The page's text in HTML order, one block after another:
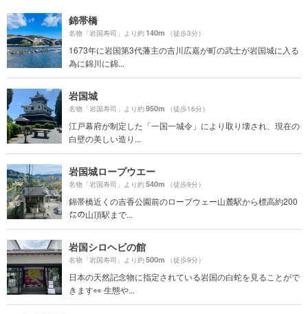
錦帯橋
名物「岩国寿司」より約140m （徒歩3分）
1673年に岩国第3代藩主の吉川広嘉が町の武士が岩国城に入る
為に錦川に錦...
岩国城
名物「岩国寿司」より約950m （徒歩16分）
江戸幕府が制定した「一国一城令」により取り壊され、現在の
白壁の美しい造り...
岩国城ロープウエー
名物「岩国寿司」より約540m （徒歩9分）
錦帯橋近くの吉香公園前のロープウェー山麓駅から標高約200
㍍の山頂駅まで...
岩国シロヘビの館
名物「岩国寿司」より約500m （徒歩9分）
日本の天然記念物に指定されている岩国の白蛇を見ることがで
きます👀 生態や...